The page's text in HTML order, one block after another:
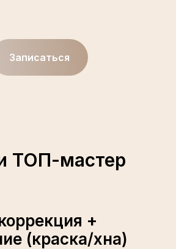
Записаться
ТОП-мастер
+
(краска/хна)